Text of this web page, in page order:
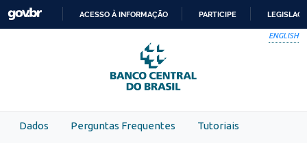
Skip to main content
PARA
O
CONTEÚDO
ACESSO À INFORMAÇÃO PARTICIPE
ENGLISH
Dados Perguntas Frequentes Tutoriais